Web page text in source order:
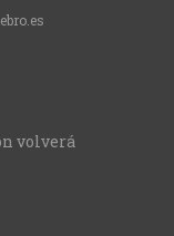
volverá